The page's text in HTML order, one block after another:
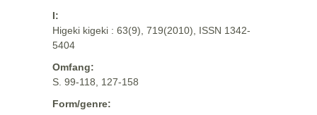
I:
Higeki kigeki : 63(9), 719(2010), ISSN 1342-
5404
Omfang:
S. 99-118, 127-158
Form/genre: